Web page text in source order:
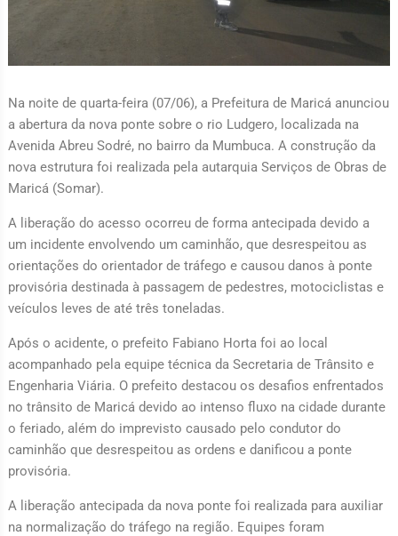
Na noite de quarta-feira (07/06), a Prefeitura de Maricá anunciou
a abertura da nova ponte sobre o rio Ludgero, localizada na
Avenida Abreu Sodré, no bairro da Mumbuca. A construção da
nova estrutura foi realizada pela autarquia Serviços de Obras de
Maricá (Somar).
A liberação do acesso ocorreu de forma antecipada devido a
um incidente envolvendo um caminhão, que desrespeitou as
orientações do orientador de tráfego e causou danos à ponte
provisória destinada à passagem de pedestres, motociclistas e
veículos leves de até três toneladas.
Após o acidente, o prefeito Fabiano Horta foi ao local
acompanhado pela equipe técnica da Secretaria de Trânsito e
Engenharia Viária. O prefeito destacou os desafios enfrentados
no trânsito de Maricá devido ao intenso fluxo na cidade durante
o feriado, além do imprevisto causado pelo condutor do
caminhão que desrespeitou as ordens e danificou a ponte
provisória.
A liberação antecipada da nova ponte foi realizada para auxiliar
na normalização do tráfego na região. Equipes foram